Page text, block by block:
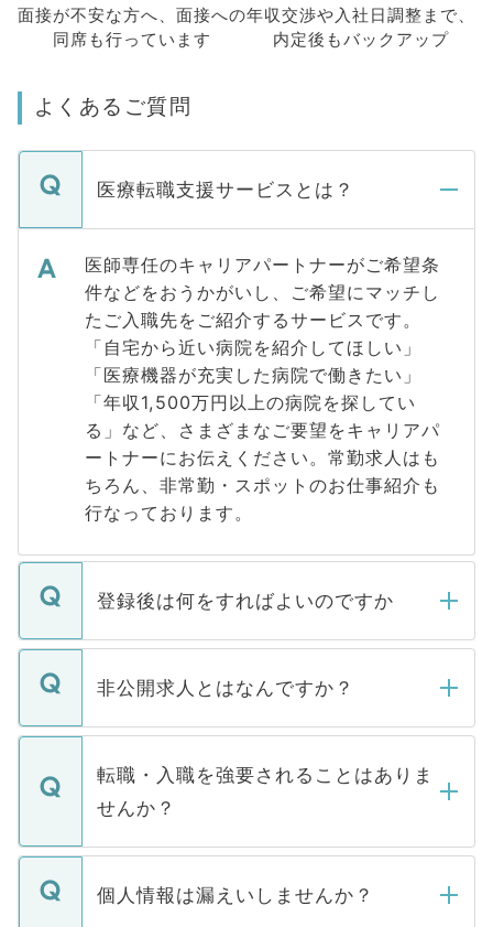
面接が不安な方へ、 面接への
同席も行っています
年収交渉や入社日調整まで、
内定後もバックアップ
よくあるご質問
医療転職支援サービスとは？
医師専任のキャリアパートナーがご希望条
件などをおうかがいし、ご希望にマッチし
たご入職先をご紹介するサービスです。
「自宅から近い病院を紹介してほしい」
「医療機器が充実した病院で働きたい」
「年収1,500万円以上の病院を探してい
る」など、さまざまなご要望をキャリアパ
ートナーにお伝えください。常勤求人はも
ちろん、非常勤・スポットのお仕事紹介も
行なっております。
登録後は何をすればよいのですか
ご登録いただきましたら、弊社担当者がご
登録内容を確認し、その後メールもしくは
ます。通常、5営業日以内にはご連絡をせて
いただきますので、しばらくお待ちくださ
非公開求人とはなんですか？
マイナビDOCTORで取り扱っている求人の
うち約3割は、Webサイトからご覧いただ
けない「非公開求人」です。非公開求人は
下記の理由によって、一般には公開してい
ません。
■応募殺到を避けるため 人気のある医療機
転職・入職を強要されることはありま
せんか？
転職・入職を強要することは一切ありませ
ん。また、仮に応募先から内定をいただい
個人情報は漏えいしませんか？